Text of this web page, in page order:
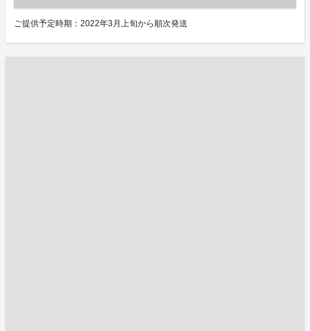
ご提供予定時期：2022年3月上旬から順次発送